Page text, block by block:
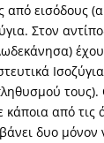
από εισόδους
Στον
τους).
από τις
δυο μόνον